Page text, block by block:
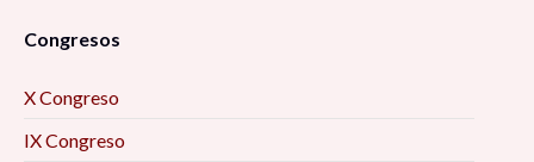
Congresos
X Congreso
IX Congreso